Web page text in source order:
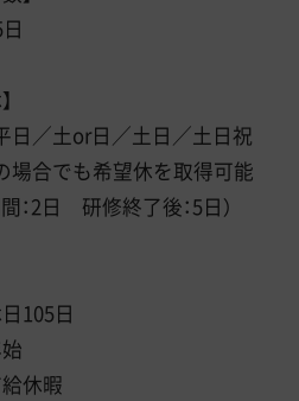
日／土or日／土日／土日祝
場合でも希望休を取得可能
間：2日 研修終了後：5日）
105日
給休暇